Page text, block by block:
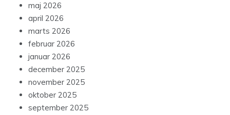
maj 2026
april 2026
marts 2026
februar 2026
januar 2026
december 2025
november 2025
oktober 2025
september 2025